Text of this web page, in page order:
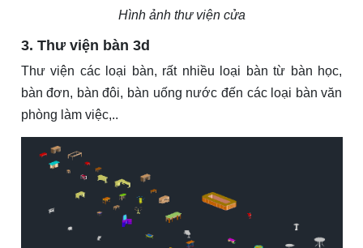
Hình ảnh thư viện cửa
3. Thư viện bàn 3d
Thư viện các loại bàn, rất nhiều loại bàn từ bàn học,
bàn đơn, bàn đôi, bàn uống nước đến các loại bàn văn
phòng làm việc,..